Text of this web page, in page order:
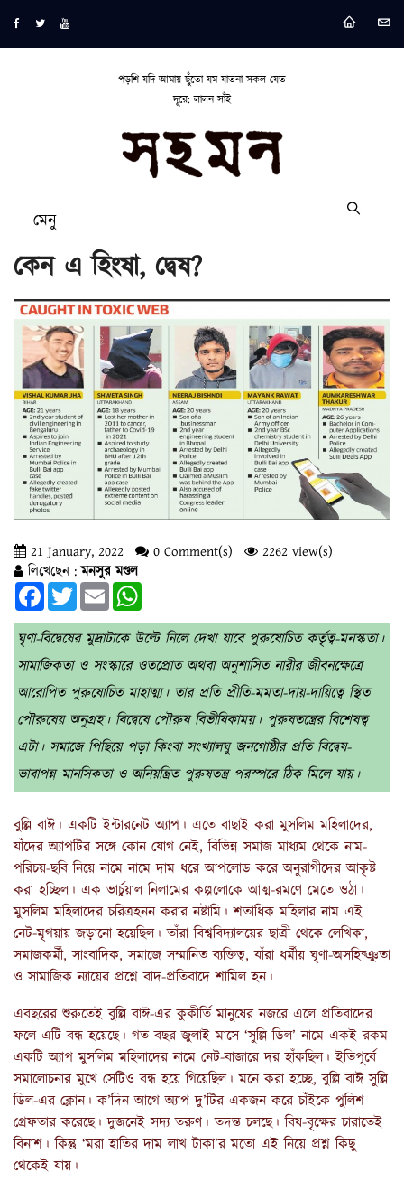
পড়শি যদি আমায় ছুঁতো যম যাতনা সকল যেত
দূরে: লালন সাঁই
মেনু
কেন এ হিংষা, দ্বেষ?
21 January, 2022 0 Comment(s)
2262 view(s)
লিখেছেন :মনসুর মণ্ডল
FacebookTwitterEmail
ঘৃণা-বিদ্বেষের মুদ্রাটাকে উল্টে নিলে দেখা যাবে পুরুষোচিত কর্তৃত্ব-মনস্কতা।
সামাজিকতা ও সংস্কারে ওতপ্রোত অথবা অনুশাসিত নারীর জীবনক্ষেত্রে
আরোপিত পুরুষোচিত মাহাত্ম্য। তার প্রতি প্রীতি-মমতা-দায়-দায়িত্বে স্থিত
পৌরুষেয় অনুগ্রহ। বিদ্বেষে পৌরুষ বিভীষিকাময়। পুরুষতন্ত্রের বিশেষত্ব
এটা। সমাজে পিছিয়ে পড়া কিংবা সংখ্যালঘু জনগোষ্ঠীর প্রতি বিদ্বেষ-
ভাবাপন্ন মানসিকতা ও অনিয়ন্ত্রিত পুরুষতন্ত্র পরস্পরে ঠিক মিলে যায়।
বুল্লি বাঈ। একটি ইন্টারনেট অ্যাপ। এতে বাছাই করা মুসলিম মহিলাদের,
যাঁদের অ্যাপটির সঙ্গে কোন যোগ নেই, বিভিন্ন সমাজ মাধ্যম থেকে নাম-
পরিচয়-ছবি নিয়ে নামে নামে দাম ধরে আপলোড করে অনুরাগীদের আকৃষ্ট
করা হচ্ছিল। এক ভার্চুয়াল নিলামের কল্পলোকে আত্ম-রমণে মেতে ওঠা।
মুসলিম মহিলাদের চরিত্রহনন করার নষ্টামি। শতাধিক মহিলার নাম এই
নেট-মৃগয়ায় জড়ানো হয়েছিল। তাঁরা বিশ্ববিদ্যালয়ের ছাত্রী থেকে লেখিকা,
সমাজকর্মী, সাংবাদিক, সমাজে সম্মানিত ব্যক্তিত্ব, যাঁরা ধর্মীয় ঘৃণা-অসহিষ্ঞুতা
ও সামাজিক ন্যায়ের প্রশ্নে বাদ-প্রতিবাদে শামিল হন।
এবছরের শুরুতেই বুল্লি বাঈ-এর কুকীর্তি মানুষের নজরে এলে প্রতিবাদের
ফলে এটি বন্ধ হয়েছে। গত বছর জুলাই মাসে ‘সুল্লি ডিল’ নামে একই রকম
একটি অ্যাপ মুসলিম মহিলাদের নামে নেট-বাজারে দর হাঁকছিল। ইতিপূর্বে
সমালোচনার মুখে সেটিও বন্ধ হয়ে গিয়েছিল। মনে করা হচ্ছে, বুল্লি বাঈ সুল্লি
ডিল-এর ক্লোন। ক’দিন আগে অ্যাপ দু’টির একজন করে চাঁইকে পুলিশ
গ্রেফতার করেছে। দুজনেই সদ্য তরুণ। তদন্ত চলছে। বিষ-বৃক্ষের চারাতেই
বিনাশ। কিন্তু ‘মরা হাতির দাম লাখ টাকা’র মতো এই নিয়ে প্রশ্ন কিছু
থেকেই যায়।